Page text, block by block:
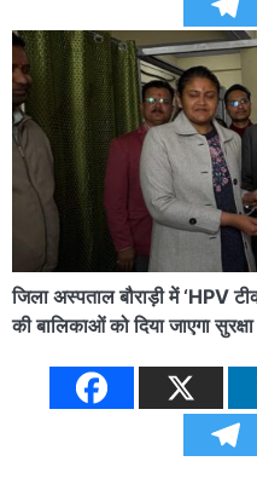
जिला अस्पताल बौराड़ी में ‘HPV
की बालिकाओं को दिया जाएगा